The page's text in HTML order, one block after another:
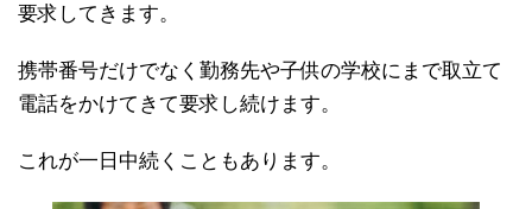
要求してきます。
携帯番号だけでなく勤務先や子供の学校にまで取立て
電話をかけてきて要求し続けます。
これが一日中続くこともあります。